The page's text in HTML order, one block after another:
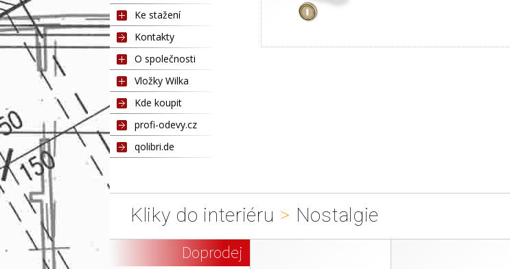
Ke stažení
Kontakty
O společnosti
Vložky Wilka
Kde koupit
profi-odevy.cz
qolibri.de
Kliky do interiéru > Nostalgie
Doprodej